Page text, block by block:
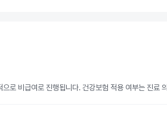
로 비급여로 진행됩니다. 건강보험 적용 여부는 진료 의